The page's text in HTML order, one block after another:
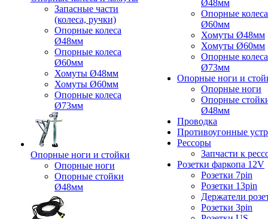
Запасные части
(колеса, ручки)
Опорные колеса
Ø48мм
Опорные колеса
Ø60мм
Хомуты Ø48мм
Хомуты Ø60мм
Опорные колеса
Ø73мм
Опорные ноги и стойки
Опорные ноги
Опорные стойки
Ø48мм
Ø48мм
Опорные колеса
Ø60мм
Хомуты Ø48мм
Хомуты Ø60мм
Опорные колеса
Ø73мм
Опорные ноги и
Опорные ноги
Опорные
Ø48мм
Проводка
Противоугонные
Рессоры
Запчасти к
Розетки фаркопа 12V
Розетки 7pin
Розетки 13pin
Держатели
Розетки 3pin